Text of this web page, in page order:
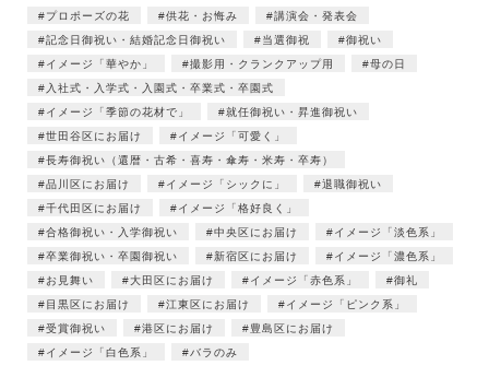
プロポーズの花
供花・お悔み
講演会・発表会
記念日御祝い・結婚記念日御祝い
当選御祝
御祝い
イメージ「華やか」
撮影用・クランクアップ用
母の日
入社式・入学式・入園式・卒業式・卒園式
イメージ「季節の花材で」
就任御祝い・昇進御祝い
世田谷区にお届け
イメージ「可愛く」
長寿御祝い（還暦・古希・喜寿・傘寿・米寿・卒寿）
品川区にお届け
イメージ「シックに」
退職御祝い
千代田区にお届け
イメージ「格好良く」
合格御祝い・入学御祝い
中央区にお届け
イメージ「淡色系」
卒業御祝い・卒園御祝い
新宿区にお届け
イメージ「濃色系」
お見舞い
大田区にお届け イメージ「赤色系」
御礼
目黒区にお届け
江東区にお届け
イメージ「ピンク系」
受賞御祝い
港区にお届け
豊島区にお届け
イメージ「白色系」
バラのみ